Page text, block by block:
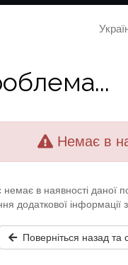
Немає в
в наявності даної
додаткової інформації
Поверніться назад та